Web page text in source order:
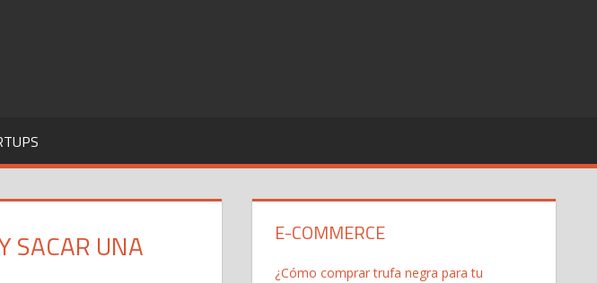
SACAR UNA
E-COMMERCE
¿Cómo comprar trufa negra para tu